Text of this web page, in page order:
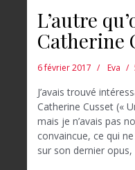
L’autre
Catherine
6 février 2017 Eva
J’avais trouvé
Catherine Cusset («
mais je n’avais pas
convaincue, ce qui
sur son dernier opus,